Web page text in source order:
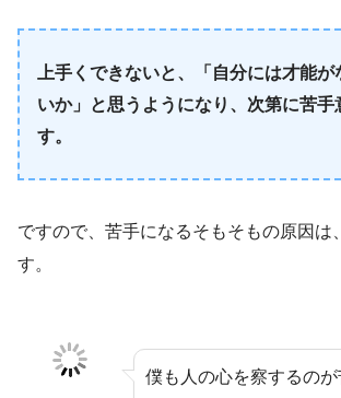
上手くできないと、「自分には才能
いか」と思うようになり、次第に苦手
す。
ですので、苦手になるそもそもの原因は
す。
僕も人の心を察するの